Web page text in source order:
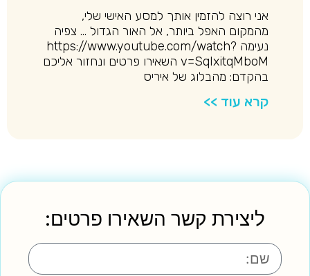
אני רוצה להזמין אותך למסע האישי שלי,
מהמקום האפל ביותר, אל האור הגדול … צפיה
נעימה https://www.youtube.com/watch?
v=SqIxitqMboM השאירו פרטים ונחזור אליכם
בהקדם: מהבלוג של איריס
קרא עוד >>
ליצירת קשר השאירו פרטים: